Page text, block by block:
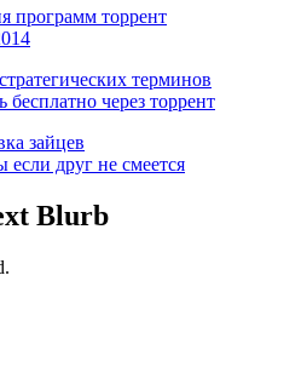
программ торрент
терминов
бесплатно через торрент
зайцев
если друг не смеется
Blurb